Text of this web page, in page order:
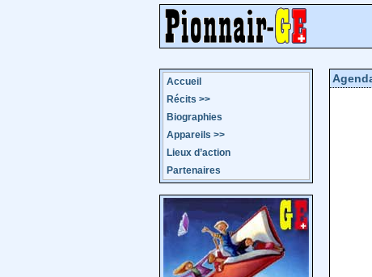
Accueil
Récits >>
Biographies
Appareils >>
Lieux d’action
Partenaires